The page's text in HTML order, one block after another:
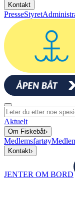
Kontakt
PresseStyret
Aktuelt
Om Fiskebåt›
Medlemsfartøy
Kontakt›
JENTER OM BORD